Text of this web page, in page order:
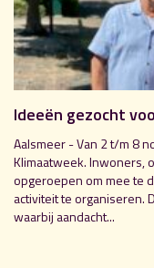
Ideeën gezocht
Aalsmeer - Van 2 t/m 8
Klimaatweek. Inwoners,
opgeroepen om mee te
activiteit te organiseren.
waarbij aandacht...